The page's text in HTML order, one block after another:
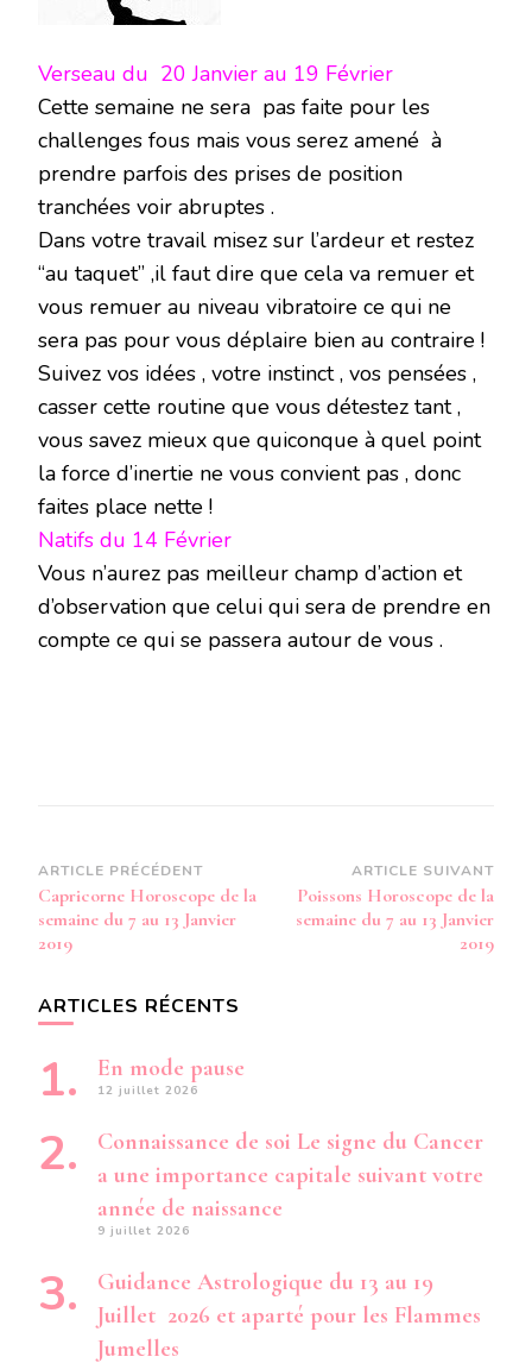
Verseau du 20 Janvier au 19 Février
Cette semaine ne sera pas faite pour les
challenges fous mais vous serez amené à
prendre parfois des prises de position
tranchées voir abruptes .
Dans votre travail misez sur l’ardeur et restez
“au taquet” ,il faut dire que cela va remuer et
vous remuer au niveau vibratoire ce qui ne
sera pas pour vous déplaire bien au contraire !
Suivez vos idées , votre instinct , vos pensées ,
casser cette routine que vous détestez tant ,
vous savez mieux que quiconque à quel point
la force d’inertie ne vous convient pas , donc
faites place nette !
Natifs du 14 Février
Vous n’aurez pas meilleur champ d’action et
d’observation que celui qui sera de prendre en
compte ce qui se passera autour de vous .
Navigation
d’article
ARTICLE PRÉCÉDENT
Capricorne Horoscope de la
semaine du 7 au 13 Janvier
2019
ARTICLE SUIVANT
Poissons Horoscope de la
semaine du 7 au 13 Janvier
2019
ARTICLES RÉCENTS
En mode pause
12 juillet 2026
Connaissance de soi Le signe du Cancer
a une importance capitale suivant votre
année de naissance
9 juillet 2026
Guidance Astrologique du 13 au 19
Juillet 2026 et aparté pour les Flammes
Jumelles